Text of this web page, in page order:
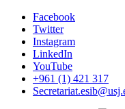
Facebook
Twitter
Instagram
LinkedIn
YouTube
+961 (1) 421 317